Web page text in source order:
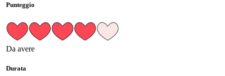
Punteggio
Da avere
Durata